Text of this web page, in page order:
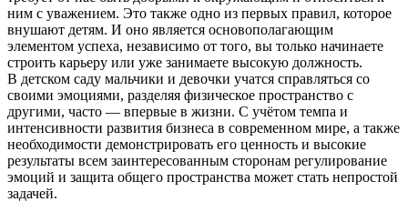
ним с уважением. Это также одно из первых правил, которое
внушают детям. И оно является основополагающим
элементом успеха, независимо от того, вы только начинаете
строить карьеру или уже занимаете высокую должность.
В детском саду мальчики и девочки учатся справляться со
своими эмоциями, разделяя физическое пространство с
другими, часто — впервые в жизни. С учётом темпа и
интенсивности развития бизнеса в современном мире, а также
необходимости демонстрировать его ценность и высокие
результаты всем заинтересованным сторонам регулирование
эмоций и защита общего пространства может стать непростой
задачей.